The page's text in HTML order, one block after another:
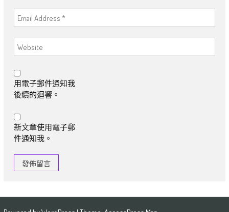
用電子郵件通知我
後續的迴響。
新文章使用電子郵
件通知我。